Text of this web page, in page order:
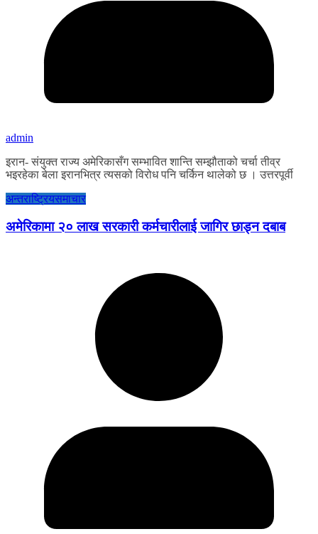
admin
इरान- संयुक्त राज्य अमेरिकासँग सम्भावित शान्ति सम्झौताको चर्चा तीव्र
भइरहेका बेला इरानभित्र त्यसको विरोध पनि चर्किन थालेको छ । उत्तरपूर्वी
अन्तराष्ट्रियसमाचार
अमेरिकामा २० लाख सरकारी कर्मचारीलाई जागिर छाड्न दबाब